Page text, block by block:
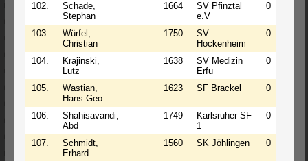
102.
Schade,
Stephan
1664
SV Pfinztal
e.V
0
103.
Würfel,
Christian
1750
SV
Hockenheim
0
104.
Krajinski,
Lutz
1638
SV Medizin
Erfu
0
105.
Wastian,
Hans-Geo
1623 SF Brackel 0
106.
Shahisavandi,
Abd
1749
Karlsruher SF
1
0
107.
Schmidt,
Erhard
1560 SK Jöhlingen 0